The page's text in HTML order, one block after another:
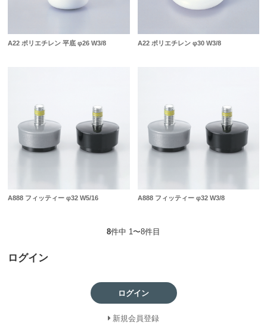
A22 ポリエチレン 平底 φ26 W3/8 A22 ポリエチレン φ30 W3/8
A888 フィッティー φ32 W5/16 A888 フィッティー φ32 W3/8
8件中 1〜8件目
ログイン
ログイン
新規会員登録